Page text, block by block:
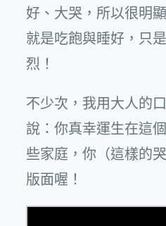
好、大哭，所以很明
就是吃飽與睡好，只
烈！
不少次，我用大人的
說：你真幸運生在這
些家庭，你（這樣的
版面喔！